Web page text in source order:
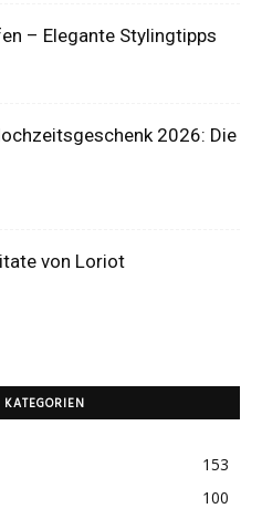
Thema
Hochzeit
– Elegante Stylingtipps
2026: Die
von Loriot
KATEGORIEN
153
100